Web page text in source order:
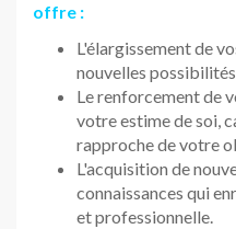
offre :
L'élargissement de
nouvelles
Le renforcement de
votre estime de soi,
rapproche de votre
L'acquisition de
connaissances qui
et professionnelle.